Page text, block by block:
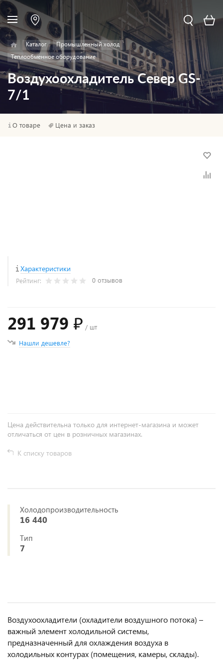
Каталог
Промышленный холод
Теплообменное оборудование
Воздухоохладитель Север GS-
7/1
О товаре Цена и заказ
Характеристики
Рейтинг: 0 отзывов
291 979 ₽ / шт
Нашли дешевле?
Цена действительна только для интернет-магазина и может
отличаться от цен в розничных магазинах.
К списку товаров
Холодопроизводительность
16 440
Тип
7
Воздухоохладители (охладители воздушного потока) –
важный элемент холодильной системы,
предназначенный для охлаждения воздуха в
холодильных контурах (помещения, камеры, склады).